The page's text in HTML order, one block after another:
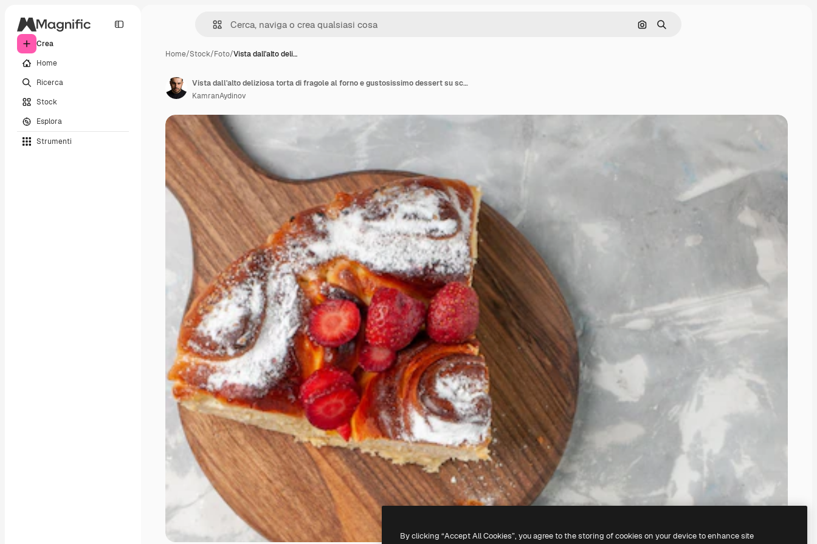
Crea
Home
Ricerca
Stock
Esplora
Strumenti
Cerca per immagine
Ricerca
Home/Stock/Foto/Vista dall'alto deli…
Vista dall'alto deliziosa torta di fragole al forno e gustosissimo dessert su scrivania bianca torta biscotti zucchero torta dolce
KamranAydinov
By clicking “Accept All Cookies”, you agree to the storing of cookies on your device to enhance site